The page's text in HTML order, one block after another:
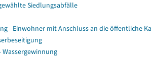
Siedlungsabfälle
- Einwohner mit Anschluss an die öffentliche